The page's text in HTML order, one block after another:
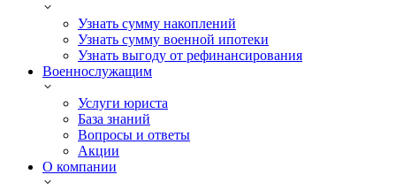
Узнать сумму накоплений
Узнать сумму военной ипотеки
Узнать выгоду от рефинансирования
Военнослужащим
Услуги юриста
База знаний
Вопросы и ответы
Акции
О компании